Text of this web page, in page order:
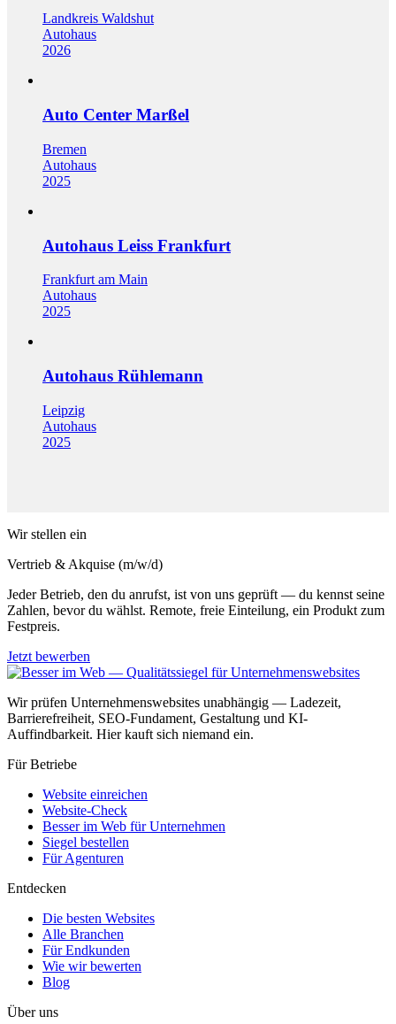
Landkreis Waldshut
Autohaus
2026
Auto Center Marßel
Bremen
Autohaus
2025
Autohaus Leiss Frankfurt
Frankfurt am Main
Autohaus
2025
Autohaus Rühlemann
Leipzig
Autohaus
2025
Wir stellen ein
Vertrieb & Akquise (m/w/d)
Jeder Betrieb, den du anrufst, ist von uns geprüft — du kennst seine
Zahlen, bevor du wählst. Remote, freie Einteilung, ein Produkt zum
Festpreis.
Jetzt bewerben
Wir prüfen Unternehmenswebsites unabhängig — Ladezeit,
Barrierefreiheit, SEO-Fundament, Gestaltung und KI-
Auffindbarkeit. Hier kauft sich niemand ein.
Für Betriebe
Website einreichen
Website-Check
Besser im Web für Unternehmen
Siegel bestellen
Für Agenturen
Entdecken
Die besten Websites
Alle Branchen
Für Endkunden
Wie wir bewerten
Blog
Über uns